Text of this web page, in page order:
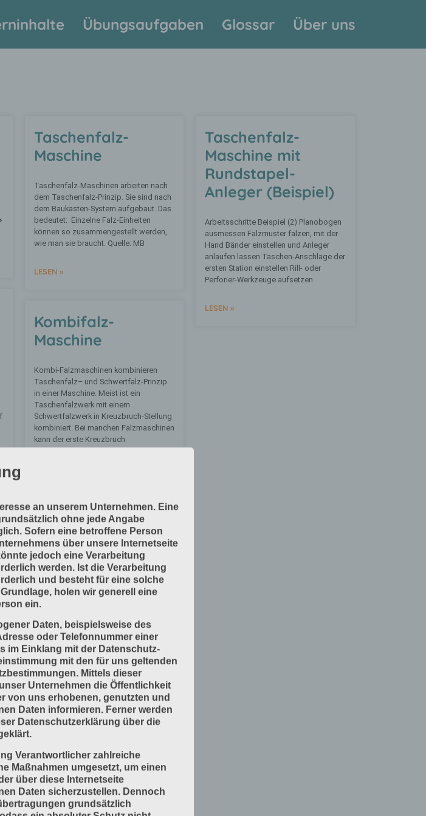
Übungsaufgaben Glossar Über uns
Taschenfalz-
Maschine
Taschenfalz-Maschinen arbeiten nach
dem Taschenfalz-Prinzip. Sie sind nach
dem Baukasten-System aufgebaut. Das
bedeutet: Einzelne Falz-Einheiten
können so zusammengestellt werden,
wie man sie braucht. Quelle: MB
LESEN »
Taschenfalz-
Maschine mit
Rundstapel-
Anleger (Beispiel)
Arbeitsschritte Beispiel (2) Planobogen
ausmessen Falzmuster falzen, mit der
Hand Bänder einstellen und Anleger
anlaufen lassen Taschen-Anschläge der
ersten Station einstellen Rill- oder
Perforier-Werkzeuge aufsetzen
LESEN »
Kombifalz-
Maschine
Kombi-Falzmaschinen kombinieren
Taschenfalz– und Schwertfalz-Prinzip
in einer Maschine. Meist ist ein
Taschenfalzwerk mit einem
Schwertfalzwerk in Kreuzbruch-Stellung
kombiniert. Bei manchen Falzmaschinen
kann der erste Kreuzbruch
an unserem Unternehmen. Eine
ohne jede Angabe
Sofern eine betroffene Person
über unsere Internetseite
jedoch eine Verarbeitung
werden. Ist die Verarbeitung
und besteht für eine solche
holen wir generell eine
ein.
Daten, beispielsweise des
oder Telefonnummer einer
im Einklang mit der Datenschutz-
mit den für uns geltenden
Mittels dieser
Unternehmen die Öffentlichkeit
von uns erhobenen, genutzten und
Daten informieren. Ferner werden
Datenschutzerklärung über die
Verantwortlicher zahlreiche
Maßnahmen umgesetzt, um einen
über diese Internetseite
Daten sicherzustellen. Dennoch
grundsätzlich